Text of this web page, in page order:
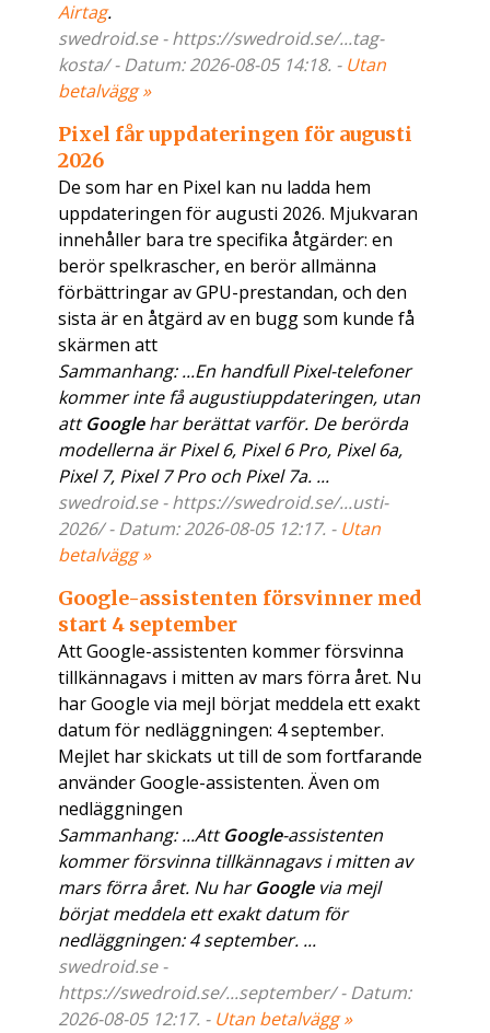
Airtag.
swedroid.se - https://swedroid.se/...tag-
kosta/ - Datum: 2026-08-05 14:18. - Utan
betalvägg »
Pixel får uppdateringen för augusti
2026
De som har en Pixel kan nu ladda hem
uppdateringen för augusti 2026. Mjukvaran
innehåller bara tre specifika åtgärder: en
berör spelkrascher, en berör allmänna
förbättringar av GPU-prestandan, och den
sista är en åtgärd av en bugg som kunde få
skärmen att
Sammanhang: ...En handfull Pixel-telefoner
kommer inte få augustiuppdateringen, utan
attGooglehar berättat varför. De berörda
modellerna är Pixel 6, Pixel 6 Pro, Pixel 6a,
Pixel 7, Pixel 7 Pro och Pixel 7a. ...
swedroid.se - https://swedroid.se/...usti-
2026/ - Datum: 2026-08-05 12:17. - Utan
betalvägg »
Google-assistenten försvinner med
start 4 september
Att Google-assistenten kommer försvinna
tillkännagavs i mitten av mars förra året. Nu
har Google via mejl börjat meddela ett exakt
datum för nedläggningen: 4 september.
Mejlet har skickats ut till de som fortfarande
använder Google-assistenten. Även om
nedläggningen
Sammanhang: ...AttGoogle-assistenten
kommer försvinna tillkännagavs i mitten av
mars förra året. Nu harGooglevia mejl
börjat meddela ett exakt datum för
nedläggningen: 4 september. ...
swedroid.se -
https://swedroid.se/...september/ - Datum:
2026-08-05 12:17. - Utan betalvägg »